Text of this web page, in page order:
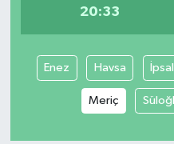
20:33
Enez Havsa
Meriç
Yaşam